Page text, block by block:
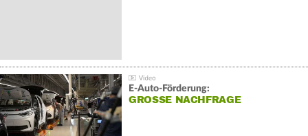
E-Auto-Förderung:
GROSSE NACHFRAGE